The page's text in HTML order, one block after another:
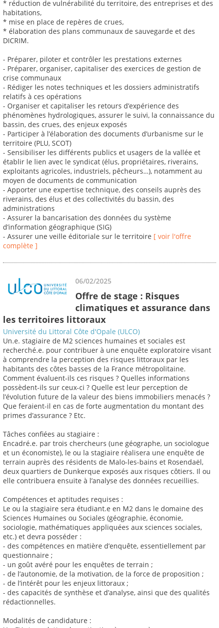
* réduction de vulnérabilité du territoire, des entreprises et des
habitations,
* mise en place de repères de crues,
* élaboration des plans communaux de sauvegarde et des
DICRIM.
- Préparer, piloter et contrôler les prestations externes
- Préparer, organiser, capitaliser des exercices de gestion de
crise communaux
- Rédiger les notes techniques et les dossiers administratifs
relatifs à ces opérations
- Organiser et capitaliser les retours d’expérience des
phénomènes hydrologiques, assurer le suivi, la connaissance du
bassin, des crues, des enjeux exposés
- Participer à l’élaboration des documents d’urbanisme sur le
territoire (PLU, SCOT)
- Sensibiliser les différents publics et usagers de la vallée et
établir le lien avec le syndicat (élus, propriétaires, riverains,
exploitants agricoles, industriels, pêcheurs…), notamment au
moyen de documents de communication
- Apporter une expertise technique, des conseils auprès des
riverains, des élus et des collectivités du bassin, des
administrations
- Assurer la bancarisation des données du système
d’information géographique (SIG)
- Assurer une veille éditoriale sur le territoire [ voir l'offre
complète ]
06/02/2025
Offre de stage : Risques
climatiques et assurance dans
les territoires littoraux
Université du Littoral Côte d'Opale (ULCO)
Un.e. stagiaire de M2 sciences humaines et sociales est
recherché.e. pour contribuer à une enquête exploratoire visant
à comprendre la perception des risques littoraux par les
habitants des côtes basses de la France métropolitaine.
Comment évaluent-ils ces risques ? Quelles informations
possèdent-ils sur ceux-ci ? Quelle est leur perception de
l’évolution future de la valeur des biens immobiliers menacés ?
Que feraient-il en cas de forte augmentation du montant des
primes d’assurance ? Etc.
Tâches confiées au stagiaire :
Encadré.e. par trois chercheurs (une géographe, un sociologue
et un économiste), le ou la stagiaire réalisera une enquête de
terrain auprès des résidents de Malo-les-bains et Rosendaël,
deux quartiers de Dunkerque exposés aux risques côtiers. Il ou
elle contribuera ensuite à l’analyse des données recueillies.
Compétences et aptitudes requises :
Le ou la stagiaire sera étudiant.e en M2 dans le domaine des
Sciences Humaines ou Sociales (géographie, économie,
sociologie, mathématiques appliquées aux sciences sociales,
etc.) et devra posséder :
- des compétences en matière d’enquête, essentiellement par
questionnaire ;
- un goût avéré pour les enquêtes de terrain ;
- de l’autonomie, de la motivation, de la force de proposition ;
- de l’intérêt pour les enjeux littoraux ;
- des capacités de synthèse et d’analyse, ainsi que des qualités
rédactionnelles.
Modalités de candidature :